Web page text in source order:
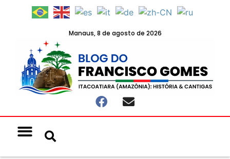
Manaus, 8 de agosto de 2026